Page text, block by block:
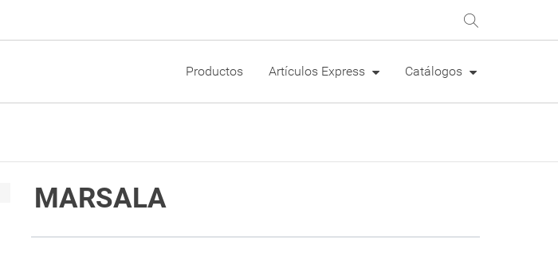
Productos Artículos Express Catálogos
MARSALA